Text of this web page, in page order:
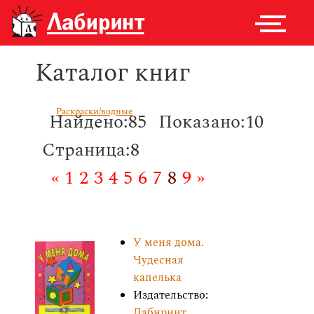
Каталог книг
Раскраски/водные
Найдено:85 Показано:10
Страница:8
« 1 2 3 4 5 6 7 8 9 »
У меня дома.
Чудесная
капелька
Издательство: